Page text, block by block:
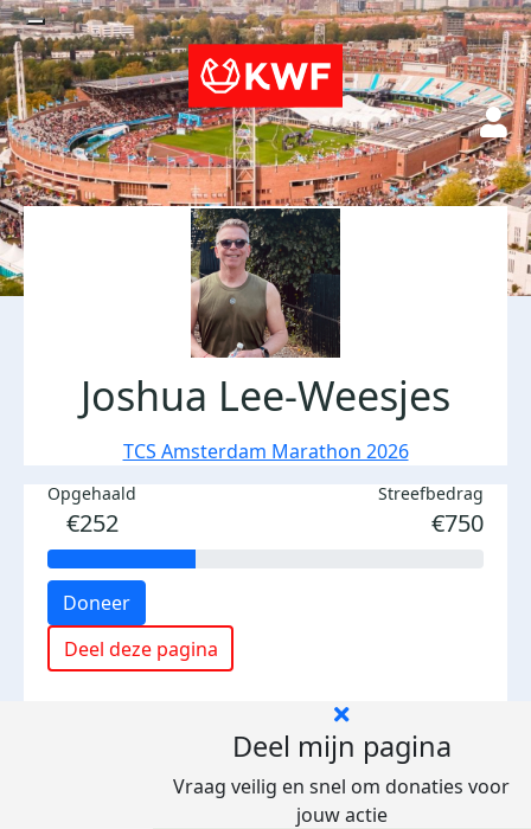
Joshua Lee-Weesjes
TCS Amsterdam Marathon 2026
Opgehaald
€252
Streefbedrag
€750
Doneer
Deel deze pagina
Deel mijn pagina
Vraag veilig en snel om donaties voor
jouw actie